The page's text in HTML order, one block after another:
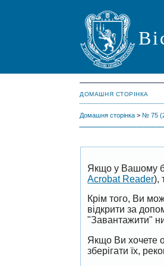
ДОМАШНЯ СТОРІНКА
Домашня сторінка > № 75
Якщо у Вашому
Acrobat Reader),
Крім того, Ви
відкрити за
"Завантажити"
Якщо Ви хочете
зберігати їх,